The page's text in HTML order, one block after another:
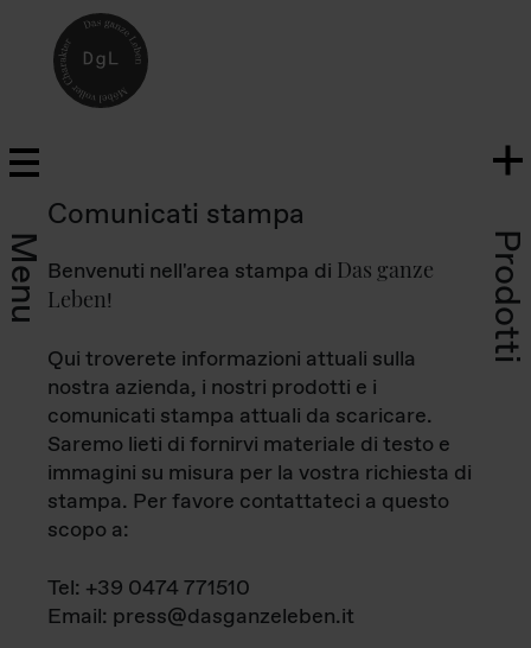
Menu Prodotti
Comunicati stampa
Benvenuti nell'area stampa di Das ganze
Leben!
Qui troverete informazioni attuali sulla
nostra azienda, i nostri prodotti e i
comunicati stampa attuali da scaricare.
Saremo lieti di fornirvi materiale di testo e
immagini su misura per la vostra richiesta di
stampa. Per favore contattateci a questo
scopo a:
Tel: +39 0474 771510
Email: press@dasganzeleben.it